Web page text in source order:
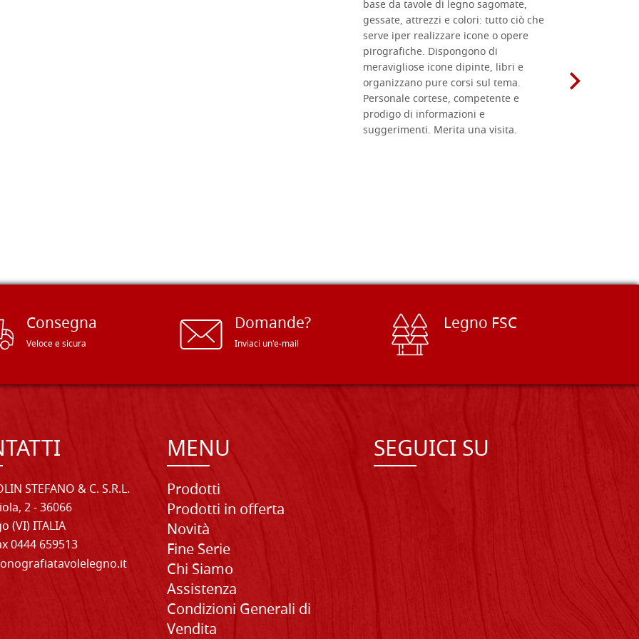
base da tavole di legno sagomate,
gessate, attrezzi e colori: tutto ciò che
serve iper realizzare icone o opere
pirografiche. Dispongono di
meravigliose icone dipinte, libri e
organizzano pure corsi sul tema.
Personale cortese, competente e
prodigo di informazioni e
suggerimenti. Merita una visita.
Consegna
Veloce e sicura
Domande?
Inviaci un'e-mail
Legno FSC
STEFANO & C. S.R.L.
2 - 36066
(VI) ITALIA
0444 659513
MENU
Prodotti
Prodotti in offerta
Novità
Fine Serie
Chi Siamo
Assistenza
Condizioni Generali di
Vendita
SEGUICI SU